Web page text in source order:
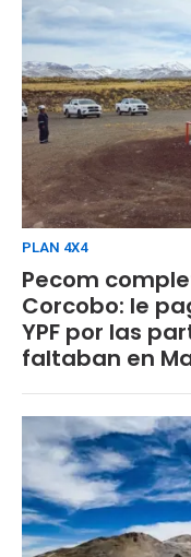
PLAN 4X4
Pecom
Corcobo: le
YPF por las
faltaban en